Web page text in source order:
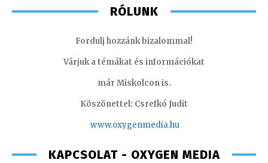
RÓLUNK
Fordulj hozzánk bizalommal!
Várjuk a témákat és információkat
már Miskolcon is.
Köszönettel: Csrefkó Judit
www.oxygenmedia.hu
KAPCSOLAT - OXYGEN MEDIA